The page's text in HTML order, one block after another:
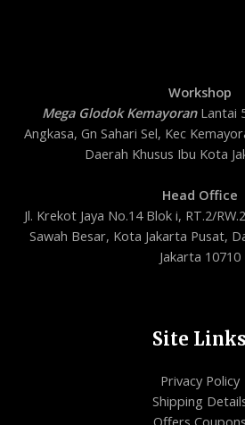
Workshop
Mega Glodok KemayoranLantai
Angkasa, Gn Sahari Sel, Kec
Daerah Khusus Ibu Kota
Head Office
Jl. Krekot Jaya No.14 Blok i, RT.2/
Sawah Besar, Kota Jakarta Pusat,
Jakarta 10710
Site Links
Privacy Policy
Shipping
Offers Coupons